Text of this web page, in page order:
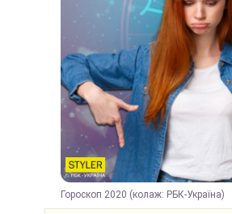
Гороскоп 2020 (колаж: РБК-Україна)